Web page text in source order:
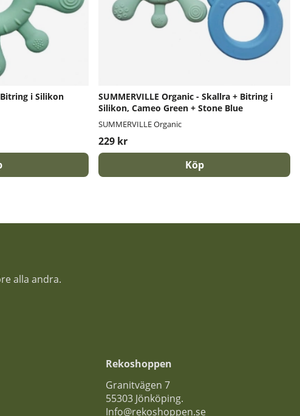
Bitring i Silikon
SUMMERVILLE Organic - Skallra + Bitring i
Silikon, Cameo Green + Stone Blue
SUMMERVILLE Organic
229 kr
Köp
alla andra.
Rekoshoppen
Granitvägen 7
55303 Jönköping.
Info@rekoshoppen.se